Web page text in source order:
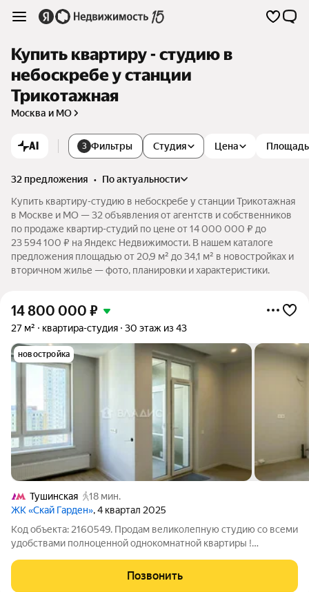
Купить квартиру - студию в
небоскребе у станции
Трикотажная
Москва и МО
AI 3 Фильтры Студия Цена Площадь
32 предложения •
по актуальности
Купить квартиру-студию в небоскребе у станции Трикотажная
в Москве и МО — 32 объявления от агентств и собственников
по продаже квартир-студий по цене от 14 000 000 ₽ до
23 594 100 ₽ на Яндекс Недвижимости. В нашем каталоге
предложения площадью от 20,9 м² до 34,1 м² в новостройках и
вторичном жилье — фото, планировки и характеристики.
14 800 000 ₽
27 м² квартира-студия 30 этаж из 43
новостройка
Тушинская
18 мин.
ЖК «Скай Гарден», 4 квартал 2025
Код объекта: 2160549. Продам великолепную студию со всеми
удобствами полноценной однокомнатной квартиры !
легкостью разместиться спальное место, ТВ-зона, шкаф для
хранения вещей. Кухня 6,7 кв.м
Позвонить